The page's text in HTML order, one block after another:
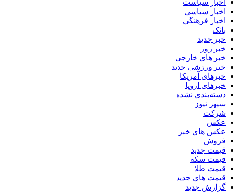
اخبار سیاست
اخبار سیاسی
اخبار فرهنگی
بانک
خبر جدید
خبر روز
خبر های خارجی
خبر ورزشی جدید
خبرهای آمریکا
خبرهای اروپا
دسته‌بندی نشده
سپهر نیوز
شرکت
عکس
عکس های خبر
فروش
قیمت جدید
قیمت سکه
قیمت طلا
قیمت های جدید
گزارش جدید